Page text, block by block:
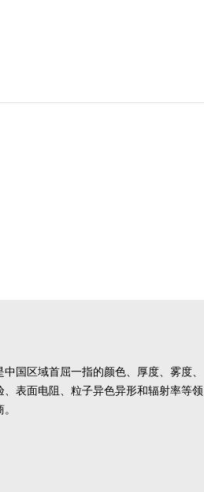
国区域首屈一指的颜色、厚度、雾度、
、表面电阻、粒子异色异形和辐射率等领